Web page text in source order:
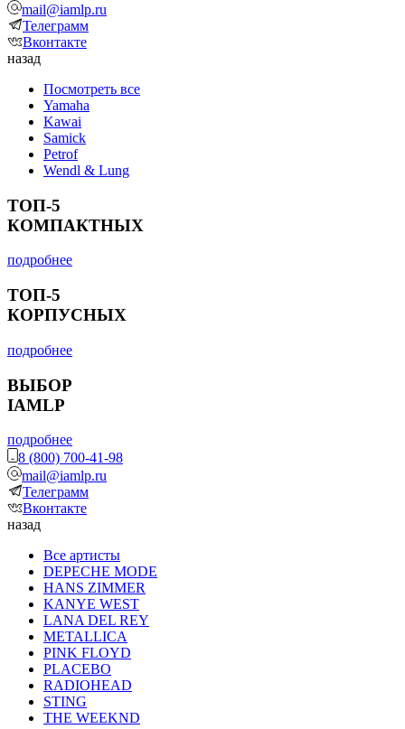
mail@iamlp.ru
Телеграмм
Вконтакте
назад
Посмотреть все
Yamaha
Kawai
Samick
Petrof
Wendl & Lung
ТОП-5
КОМПАКТНЫХ
подробнее
ТОП-5
КОРПУСНЫХ
подробнее
ВЫБОР
IAMLP
подробнее
8 (800) 700-41-98
mail@iamlp.ru
Телеграмм
Вконтакте
назад
Все артисты
DEPECHE MODE
HANS ZIMMER
KANYE WEST
LANA DEL REY
METALLICA
PINK FLOYD
PLACEBO
RADIOHEAD
STING
THE WEEKND